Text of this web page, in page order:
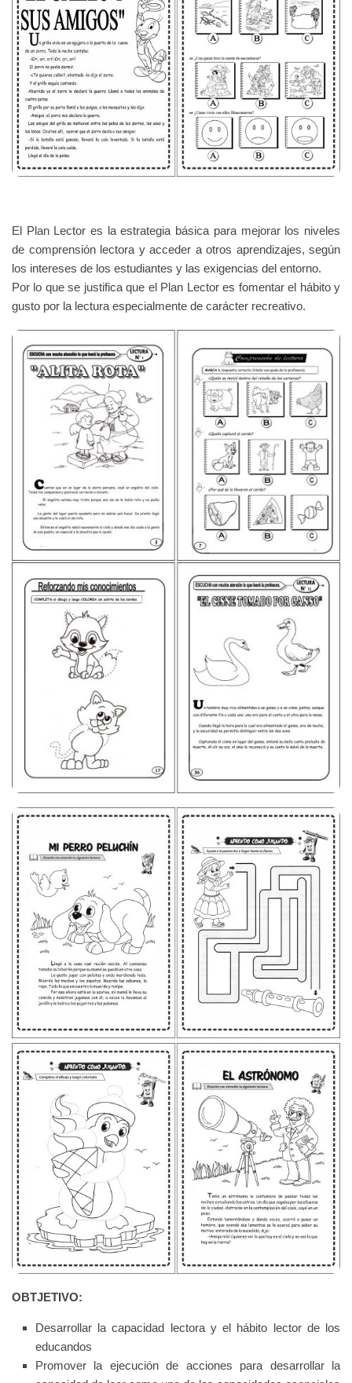
El Plan Lector es la estrategia básica para mejorar los niveles
de comprensión lectora y acceder a otros aprendizajes, según
los intereses de los estudiantes y las exigencias del entorno.
Por lo que se justifica que el Plan Lector es fomentar el hábito y
gusto por la lectura especialmente de carácter recreativo.
OBTJETIVO:
Desarrollar la capacidad lectora y el hábito lector de los
educandos
Promover la ejecución de acciones para desarrollar la